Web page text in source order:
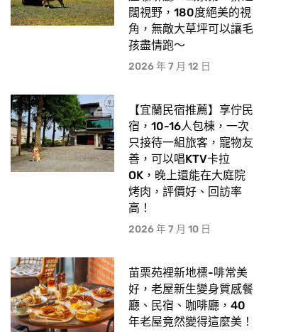
闊視野，180度絕美的視
角，無敵大草坪可以讓毛
孩盡情跑〜
2026 年 7 月 12 日
【宜蘭民宿推薦】享佇民
宿，10-16人包棟，一次
只接待一組旅客，寵物友
善，可以唱KTV卡拉
OK，晚上還能在大庭院
烤肉，評價好、回訪率
高！
2026 年 7 月 10 日
苗栗苑裡新地標-啡常美
好，老屋新生變身質感餐
廳、民宿、咖啡廳，40
年老屋竟然變得這麼美！